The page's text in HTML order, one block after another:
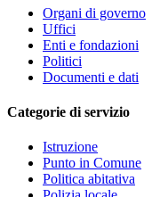
Organi di governo
Uffici
Enti e fondazioni
Politici
Documenti e dati
Categorie di servizio
Istruzione
Punto in Comune
Politica abitativa